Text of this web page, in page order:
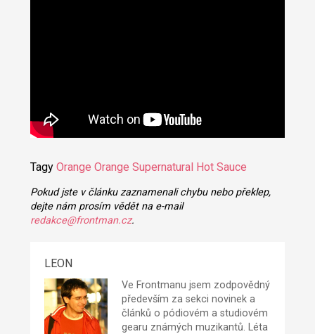
Tagy Orange Orange Supernatural Hot Sauce
Pokud jste v článku zaznamenali chybu nebo překlep,
dejte nám prosím vědět na e-mail
redakce@frontman.cz.
LEON
Ve Frontmanu jsem zodpovědný
především za sekci novinek a
článků o pódiovém a studiovém
gearu známých muzikantů. Léta